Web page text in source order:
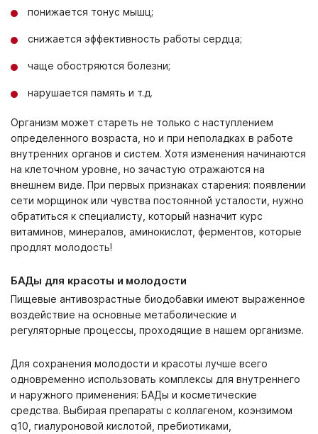
понижается тонус мышц;
снижается эффективность работы сердца;
чаще обостряются болезни;
нарушается память и т.д.
Организм может стареть не только с наступлением
определенного возраста, но и при неполадках в работе
внутренних органов и систем. Хотя изменения начинаются
на клеточном уровне, но зачастую отражаются на
внешнем виде. При первых признаках старения: появлении
сети морщинок или чувства постоянной усталости, нужно
обратиться к специалисту, который назначит курс
витаминов, минералов, аминокислот, ферментов, которые
продлят молодость!
БАДы для красоты и молодости
Пищевые антивозрастные биодобавки имеют выраженное
воздействие на основные метаболические и
регуляторные процессы, проходящие в нашем организме.
Для сохранения молодости и красоты лучше всего
одновременно использовать комплексы для внутреннего
и наружного применения: БАДы и косметические
средства. Выбирая препараты с коллагеном, коэнзимом
q10, гиалуроновой кислотой, пребиотиками,